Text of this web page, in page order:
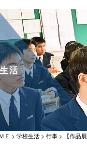
活
Ｅ > 学校生活 > 行事 > 【作品